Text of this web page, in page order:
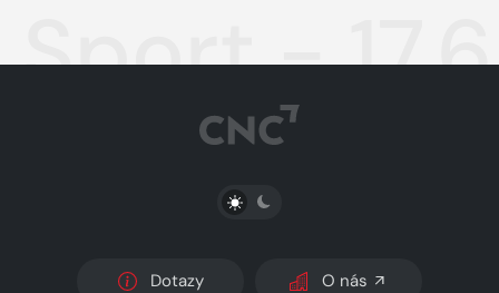
Sport -
PŘEPNOUT SVĚTLÝ/TMAVÝ REŽIM
Dotazy O nás